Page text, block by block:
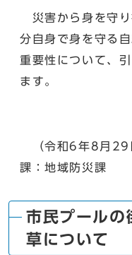
災害から身を守り
分自身で身を守る
重要性について、
ます。
（令和6年8月29
課：地域防災課
市民プールの
草について